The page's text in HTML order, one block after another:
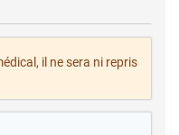
il ne sera ni repris